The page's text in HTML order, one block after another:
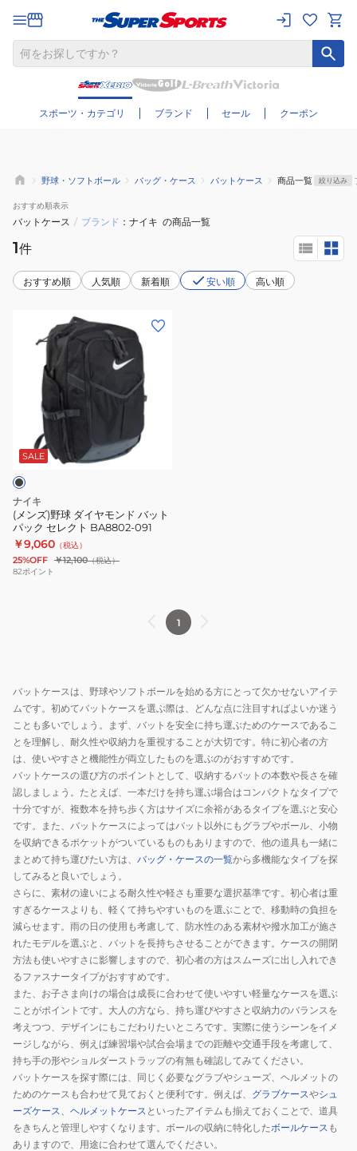
スポーツ・カテゴリ ブランド セール クーポン
さらに絞り込む
野球・ソフトボール バッグ・ケース バットケース 商品一覧 絞り込み
おすすめ順表示
バットケース / ブランド ナイキ の商品一覧
1件
おすすめ順 人気順 新着順 安い順 高い順
ヤ
モ
ン
ド
バ
ッ
ト
ト
BA8802-
091
SALE
ナイキ
(メンズ)野球 ダイヤモンド バット
パック セレクト BA8802-091
￥9,060 （税込）
25%OFF ￥12,100（税込）
82ポイント
1
バットケースは、野球やソフトボールを始める方にとって欠かせないアイテ
ムです。初めてバットケースを選ぶ際は、どんな点に注目すればよいか迷う
ことも多いでしょう。まず、バットを安全に持ち運ぶためのケースであるこ
とを理解し、耐久性や収納力を重視することが大切です。特に初心者の方
は、使いやすさと機能性が両立したものを選ぶのがおすすめです。
バットケースの選び方のポイントとして、収納するバットの本数や長さを確
認しましょう。たとえば、一本だけを持ち運ぶ場合はコンパクトなタイプで
十分ですが、複数本を持ち歩く方はサイズに余裕があるタイプを選ぶと安心
です。また、バットケースによってはバット以外にもグラブやボール、小物
を収納できるポケットがついているものもありますので、他の道具も一緒に
まとめて持ち運びたい方は、 バッグ・ケースの一覧から多機能なタイプを探
してみると良いでしょう。
さらに、素材の違いによる耐久性や軽さも重要な選択基準です。初心者は重
すぎるケースよりも、軽くて持ちやすいものを選ぶことで、移動時の負担を
減らせます。雨の日の使用も考慮して、防水性のある素材や撥水加工が施さ
れたモデルを選ぶと、バットを長持ちさせることができます。ケースの開閉
方法も使いやすさに影響しますので、初心者の方はスムーズに出し入れでき
るファスナータイプがおすすめです。
また、お子さま向けの場合は成長に合わせて使いやすい軽量なケースを選ぶ
ことがポイントです。大人の方なら、持ち運びやすさと収納力のバランスを
考えつつ、デザインにもこだわりたいところです。実際に使うシーンをイメ
ージしながら、例えば練習場や試合会場までの距離や交通手段を考慮して、
持ち手の形やショルダーストラップの有無も確認してみてください。
バットケースを探す際には、同じく必要なグラブやシューズ、ヘルメットの
ためのケースも合わせて見ておくと便利です。例えば、 グラブケースやシュ
ーズケース、 ヘルメットケース といったアイテムも揃えておくことで、道具
をきちんと管理しやすくなります。ボールの収納に特化したボールケース も
ありますので、用途に合わせて選んでください。